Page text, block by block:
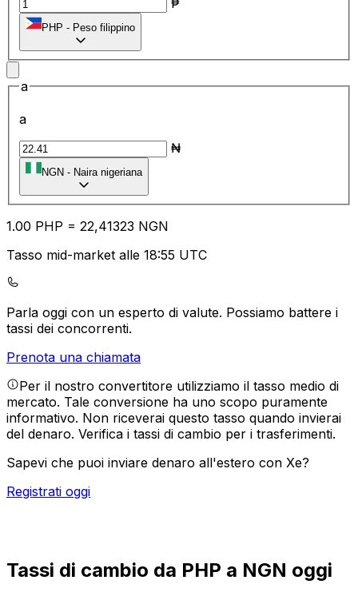
PHP - Peso filippino
a
a
₦
NGN - Naira nigeriana
1.00 PHP = 22,41323 NGN
Tasso mid-market alle 18:55 UTC
Parla oggi con un esperto di valute. Possiamo battere i
tassi dei concorrenti.
Prenota una chiamata
Per il nostro convertitore utilizziamo il tasso medio di
mercato. Tale conversione ha uno scopo puramente
informativo. Non riceverai questo tasso quando invierai
del denaro. Verifica i tassi di cambio per i trasferimenti.
Sapevi che puoi inviare denaro all'estero con Xe?
Registrati oggi
Tassi di cambio da PHP a NGN oggi